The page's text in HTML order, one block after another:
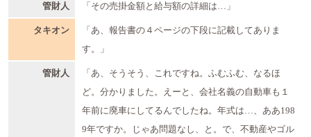
管財人 「その売掛金額と給与額の詳細は…」
タキオン
「あ、報告書の４ページの下段に記載してありま
す。」
管財人
「あ、そうそう、これですね。ふむふむ、なるほ
ど。分かりました。えーと、会社名義の自動車も１
年前に廃車にしてるんでしたね。年式は…、ああ198
9年ですか。じゃあ問題なし、と。で、不動産やゴル